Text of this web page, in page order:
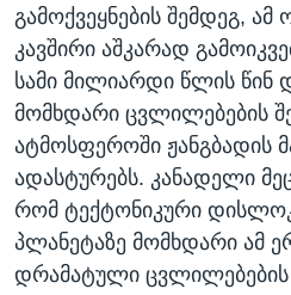
გამოქვეყნების შემდეგ,
კავშირი აშკარად
სამი მილიარდი წლის წინ
მომხდარი ცვლილებების
ატმოსფეროში ჟანგბადის
ადასტურებს. კანადელი
რომ ტექტონიკური
პლანეტაზე მომხდარი ამ
დრამატული ცვლილებების